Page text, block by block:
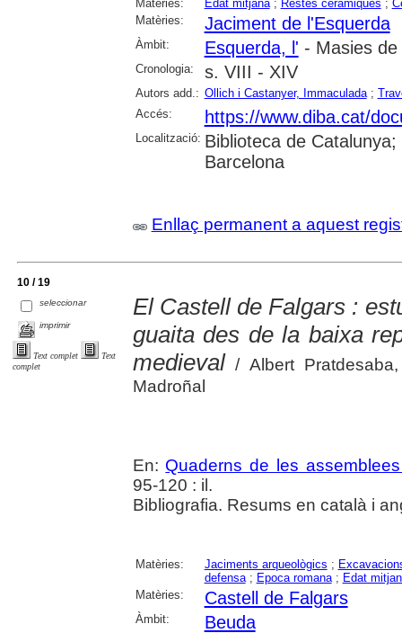
Matèries: Edat mitjana; Restes ceràmiques ;
Matèries:
Jaciment de l'Esquerda
Àmbit: Esquerda, l' - Masies
Cronologia: s. VIII - XIV
Autors add.: Ollich i Castanyer, Immaculada;
Accés:
https://www.diba.cat/
Localització: Biblioteca de
Barcelona
Enllaç permanent a aquest
10 / 19
seleccionar
imprimir
Text complet
Text
complet
El Castell de Falgars :
guaita des de la baixa
medieval/ Albert
Madroñal
En: Quaderns de les
95-120 : il.
Bibliografia. Resums en català i
Matèries: Jaciments arqueològics ;
defensa; Epoca romana; Edat
Matèries:
Castell de Falgars
Àmbit: Beuda